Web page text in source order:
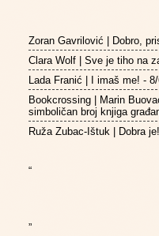
Zoran Gavrilović | Dobro,
Clara Wolf | Sve je tiho na
Lada Franić | I imaš me! -
Bookcrossing | Marin
simboličan broj knjiga
Ruža Zubac-Ištuk | Dobra je!
“
”